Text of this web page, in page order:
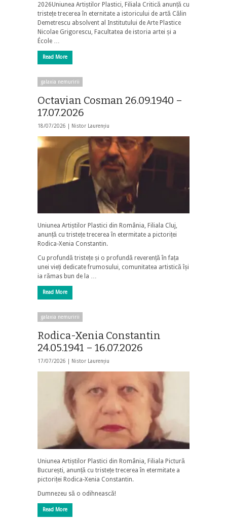
2026Uniunea Artiștilor Plastici, Filiala Critică anunță cu
tristețe trecerea în eternitate a istoricului de artă Călin
Demetrescu absolvent al Institutului de Arte Plastice
Nicolae Grigorescu, Facultatea de istoria artei și a
École …
Read More
galaxia nemuririi
Octavian Cosman 26.09.1940 –
17.07.2026
18/07/2026 | Nistor Laurențiu
Uniunea Artiștilor Plastici din România, Filiala Cluj,
anunță cu tristețe trecerea în etermitate a pictoriței
Rodica-Xenia Constantin.
Cu profundă tristețe și o profundă reverență în fața
unei vieți dedicate frumosului, comunitatea artistică își
ia rămas bun de la …
Read More
galaxia nemuririi
Rodica-Xenia Constantin
24.05.1941 – 16.07.2026
17/07/2026 | Nistor Laurențiu
Uniunea Artiștilor Plastici din România, Filiala Pictură
București, anunță cu tristețe trecerea în etermitate a
pictoriței Rodica-Xenia Constantin.
Dumnezeu să o odihnească!
Read More